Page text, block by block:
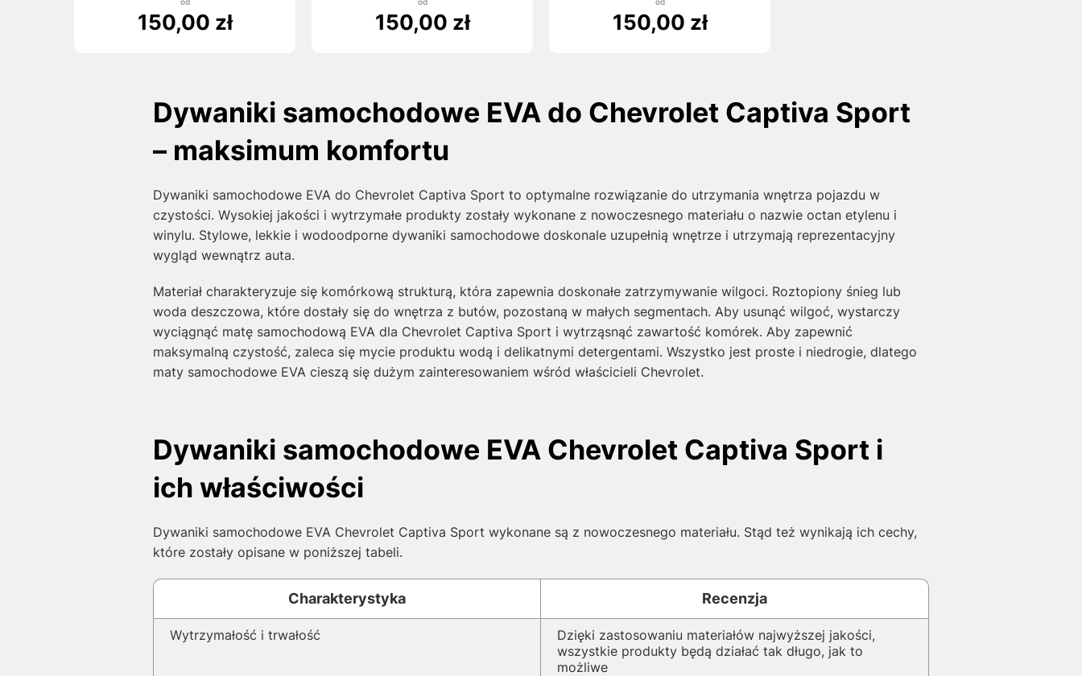
150,00 zł 150,00 zł 150,00 zł
Dywaniki samochodowe EVA do Chevrolet Captiva Sport
– maksimum komfortu
Dywaniki samochodowe EVA do Chevrolet Captiva Sport to optymalne rozwiązanie do utrzymania wnętrza pojazdu w
czystości. Wysokiej jakości i wytrzymałe produkty zostały wykonane z nowoczesnego materiału o nazwie octan etylenu i
winylu. Stylowe, lekkie i wodoodporne dywaniki samochodowe doskonale uzupełnią wnętrze i utrzymają reprezentacyjny
wygląd wewnątrz auta.
Materiał charakteryzuje się komórkową strukturą, która zapewnia doskonałe zatrzymywanie wilgoci. Roztopiony śnieg lub
woda deszczowa, które dostały się do wnętrza z butów, pozostaną w małych segmentach. Aby usunąć wilgoć, wystarczy
wyciągnąć matę samochodową EVA dla Chevrolet Captiva Sport i wytrząsnąć zawartość komórek. Aby zapewnić
maksymalną czystość, zaleca się mycie produktu wodą i delikatnymi detergentami. Wszystko jest proste i niedrogie, dlatego
maty samochodowe EVA cieszą się dużym zainteresowaniem wśród właścicieli Chevrolet.
Dywaniki samochodowe EVA Chevrolet Captiva Sport i
ich właściwości
Dywaniki samochodowe EVA Chevrolet Captiva Sport wykonane są z nowoczesnego materiału. Stąd też wynikają ich cechy,
które zostały opisane w poniższej tabeli.
Charakterystyka Recenzja
Wytrzymałość i trwałość
Dzięki zastosowaniu materiałów najwyższej jakości,
wszystkie produkty będą działać tak długo, jak to
możliwe